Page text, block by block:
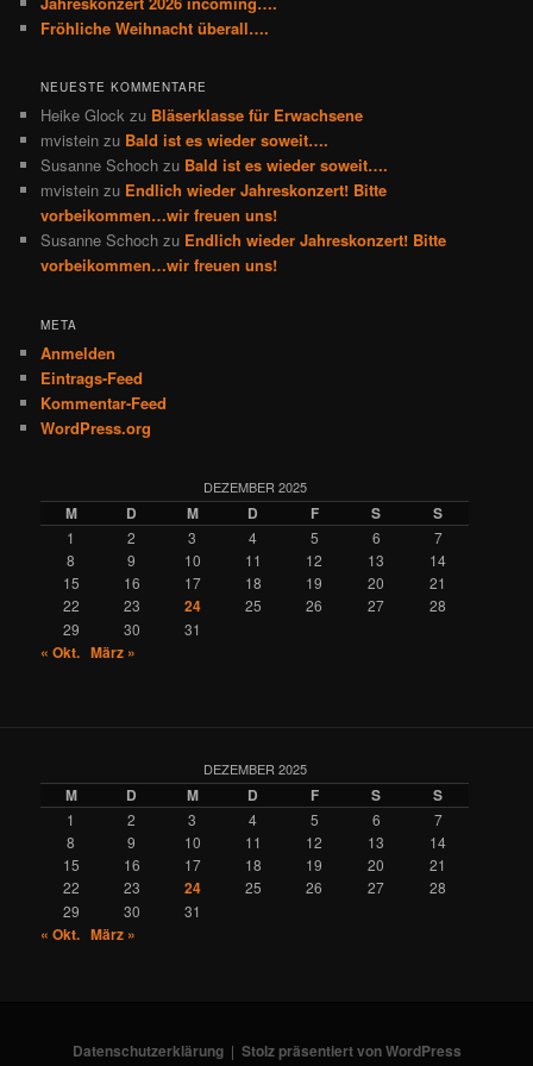
Fröhliche Weihnacht überall….
NEUESTE KOMMENTARE
Heike Glock zu Bläserklasse für Erwachsene
mvistein zu Bald ist es wieder soweit….
Susanne Schoch zu Bald ist es wieder soweit….
mvistein zu Endlich wieder Jahreskonzert! Bitte
vorbeikommen…wir freuen uns!
Susanne Schoch zu Endlich wieder Jahreskonzert! Bitte
vorbeikommen…wir freuen uns!
META
Anmelden
Eintrags-Feed
Kommentar-Feed
WordPress.org
DEZEMBER 2025
M D M D F S S
1 2 3 4 5 6
7
8
9 10 11 12 13
14
15
16 17 18 19 20
21
22
23 24 25 26 27
28
29
30 31
« Okt. März »
DEZEMBER 2025
M D M D F S S
1 2 3 4 5 6
7
8
9 10 11 12 13
14
15
16 17 18 19 20
21
22
23 24 25 26 27
28
29
30 31
« Okt. März »
Datenschutzerklärung Stolz präsentiert von WordPress